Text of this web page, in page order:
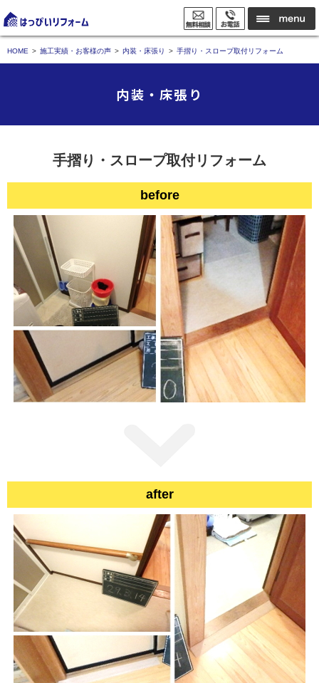
HOME 施工実績・お客様の声 内装・床張り 手摺り・スロープ取付リフォーム
内装・床張り
手摺り・スロープ取付リフォーム
before
after